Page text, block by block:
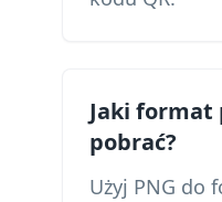
Jaki format
pobrać?
Użyj PNG do